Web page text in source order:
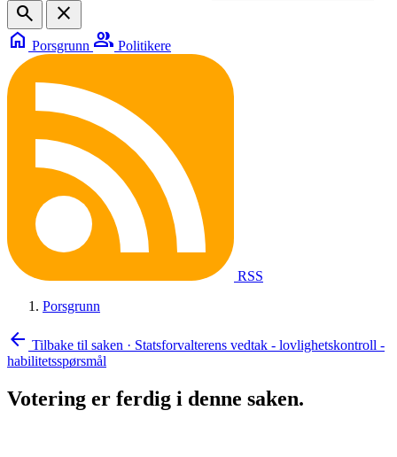
search
close
home Porsgrunn group Politikere
RSS
Porsgrunn
arrow_back Tilbake til saken · Statsforvalterens vedtak - lovlighetskontroll -
habilitetsspørsmål
Votering er ferdig i denne saken.